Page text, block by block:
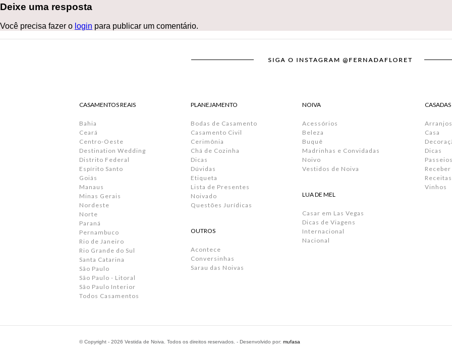
Deixe uma resposta
Você precisa fazer o login para publicar um comentário.
CASAMENTOS REAIS
Bahia
Ceará
Centro-Oeste
Destination Wedding
Distrito Federal
Espírito Santo
Goiás
Manaus
Minas Gerais
Nordeste
Norte
Paraná
Pernambuco
Rio de Janeiro
Rio Grande do Sul
Santa Catarina
São Paulo
São Paulo - Litoral
São Paulo Interior
Todos Casamentos
PLANEJAMENTO
Bodas de Casamento
Casamento Civil
Cerimônia
Chá de Cozinha
Dicas
Dúvidas
Etiqueta
Lista de Presentes
Noivado
Questões Jurídicas
OUTROS
Acontece
Conversinhas
Sarau das Noivas
NOIVA
Acessórios
Beleza
Buquê
Madrinhas e Convidadas
Noivo
Vestidos de Noiva
LUA DE MEL
Casar em Las Vegas
Dicas de Viagens
Internacional
Nacional
CASADAS
Casa
Dicas
Passeios
Receber
Receitas
Vinhos
© Copyright - 2026 Vestida de Noiva. Todos os direitos reservados. - Desenvolvido por: mufasa